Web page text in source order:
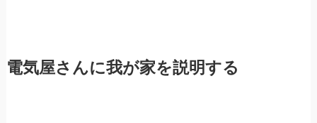
電気屋さんに我が家を説明する